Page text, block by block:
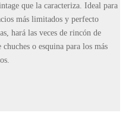
que la caracteriza. Ideal para
más limitados y perfecto
hará las veces de rincón de
o esquina para los más